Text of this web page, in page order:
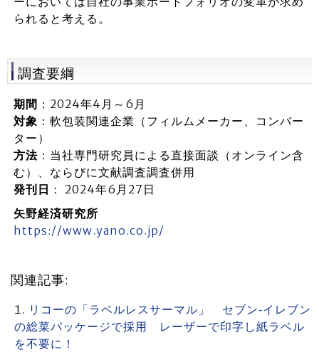
られると考える。
調査要綱
期間 ：2024年4月～6月
対象 ：軟包装関連企業（フィルムメーカー、コンバー
ター）
方法：当社専門研究員による直接面談（オンライン含
む）、ならびに文献調査調査併用
発刊日 ： 2024年6月27日
矢野経済研究所
https://www.yano.co.jp/
関連記事:
リコーの「ラベルレスサーマル」 セブン‐イレブン
の総菜パッケージで採用 レーザーで印字し紙ラベル
を不要に！